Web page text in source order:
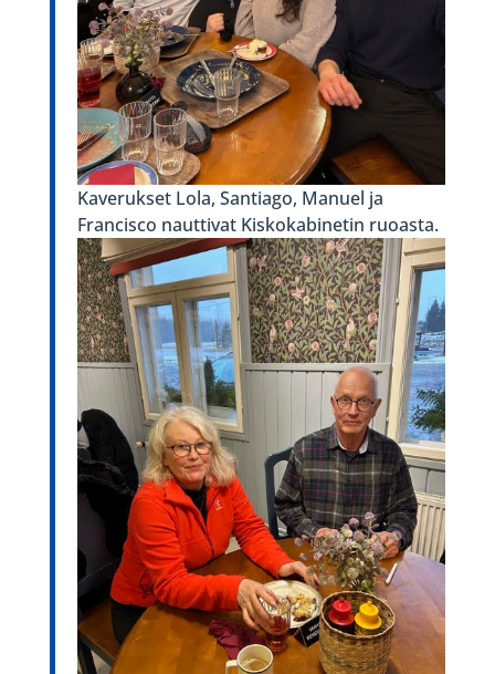
Kaverukset Lola, Santiago, Manuel ja
Francisco nauttivat Kiskokabinetin ruoasta.